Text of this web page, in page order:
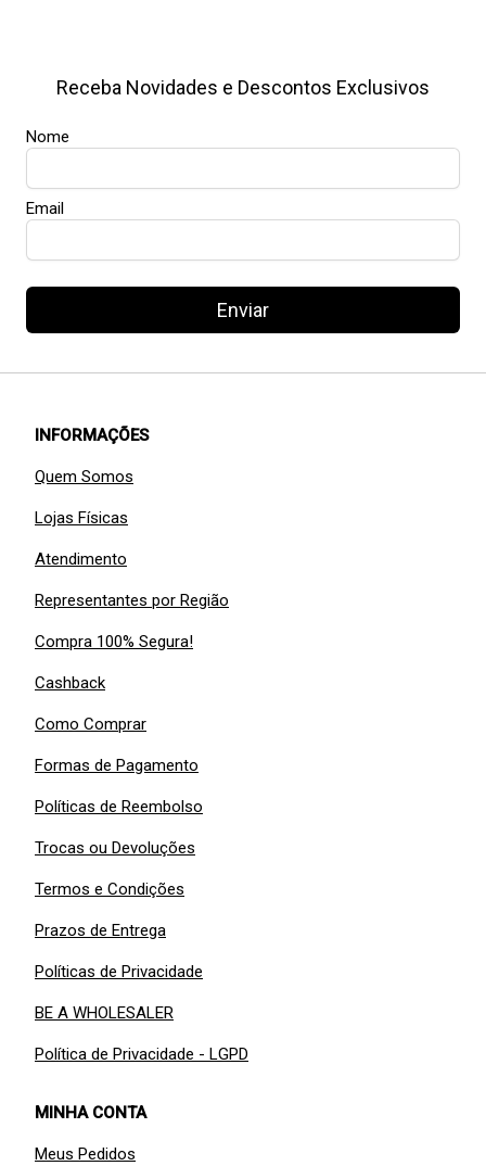
Receba Novidades e Descontos Exclusivos
Nome
Email
Enviar
INFORMAÇÕES
Quem Somos
Lojas Físicas
Atendimento
Representantes por Região
Compra 100% Segura!
Cashback
Como Comprar
Formas de Pagamento
Políticas de Reembolso
Trocas ou Devoluções
Termos e Condições
Prazos de Entrega
Políticas de Privacidade
BE A WHOLESALER
Política de Privacidade - LGPD
MINHA CONTA
Meus Pedidos